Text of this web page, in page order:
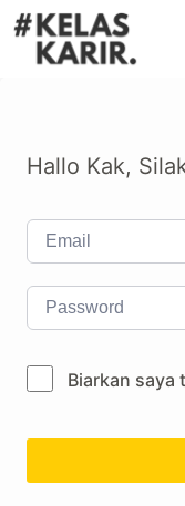
Hallo Kak,
Biarkan saya